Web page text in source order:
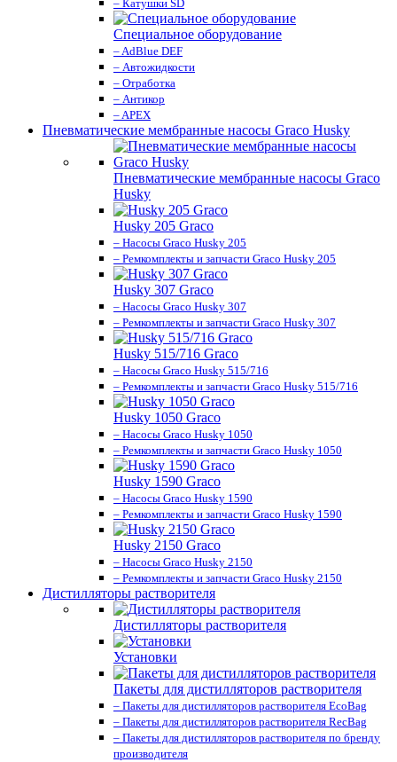
– Катушки SD
Специальное оборудование
– AdBlue DEF
– Автожидкости
– Отработка
– Антикор
– APEX
Пневматические мембранные насосы Graco Husky
Пневматические мембранные насосы Graco
Husky
Husky 205 Graco
– Насосы Graco Husky 205
– Ремкомплекты и запчасти Graco Husky 205
Husky 307 Graco
– Насосы Graco Husky 307
– Ремкомплекты и запчасти Graco Husky 307
Husky 515/716 Graco
– Насосы Graco Husky 515/716
– Ремкомплекты и запчасти Graco Husky 515/716
Husky 1050 Graco
– Насосы Graco Husky 1050
– Ремкомплекты и запчасти Graco Husky 1050
Husky 1590 Graco
– Насосы Graco Husky 1590
– Ремкомплекты и запчасти Graco Husky 1590
Husky 2150 Graco
– Насосы Graco Husky 2150
– Ремкомплекты и запчасти Graco Husky 2150
Дистилляторы растворителя
Дистилляторы растворителя
Установки
Пакеты для дистилляторов растворителя
– Пакеты для дистилляторов растворителя EcoBag
– Пакеты для дистилляторов растворителя RecBag
– Пакеты для дистилляторов растворителя по бренду
производителя